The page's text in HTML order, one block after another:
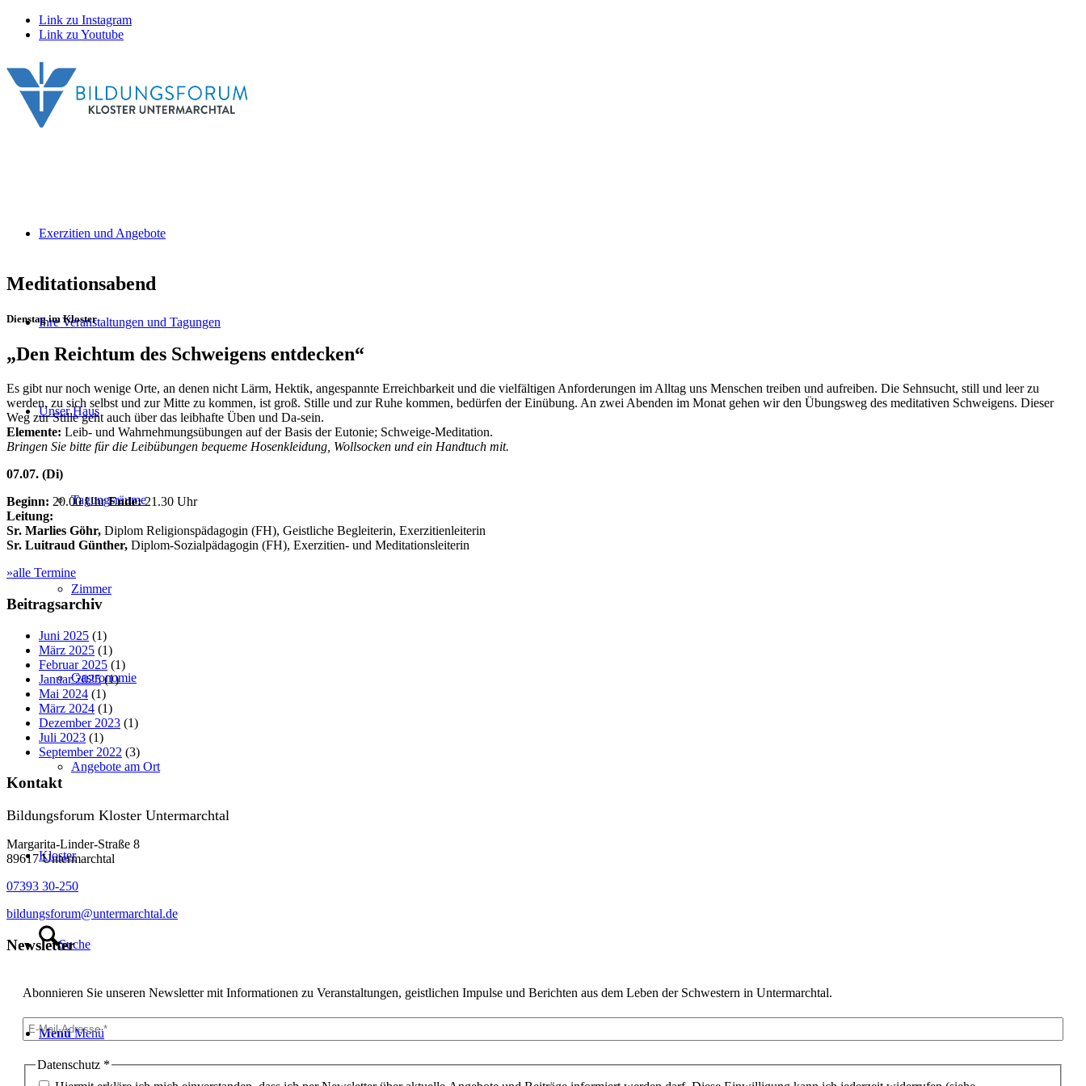
Link zu Instagram
Link zu Youtube
Exerzitien und Angebote
Ihre Veranstaltungen und Tagungen
Unser Haus
Tagungsräume
Zimmer
Gastronomie
Angebote am Ort
Kloster
Suche
Menü Menü
Meditationsabend
Dienstag im Kloster
„Den Reichtum des Schweigens entdecken“
Es gibt nur noch wenige Orte, an denen nicht Lärm, Hektik, angespannte Erreichbarkeit und die vielfältigen Anforderungen im Alltag uns Menschen treiben und aufreiben. Die Sehnsucht, still und leer zu
werden, zu sich selbst und zur Mitte zu kommen, ist groß. Stille und zur Ruhe kommen, bedürfen der Einübung. An zwei Abenden im Monat gehen wir den Übungsweg des meditativen Schweigens. Dieser
Weg zur Stille geht auch über das leibhafte Üben und Da-sein.
Elemente: Leib- und Wahrnehmungsübungen auf der Basis der Eutonie; Schweige-Meditation.
Bringen Sie bitte für die Leibübungen bequeme Hosenkleidung, Wollsocken und ein Handtuch mit.
07.07. (Di)
Beginn: 20.00 UhrEnde:21.30 Uhr
Leitung:
Sr. Marlies Göhr, Diplom Religionspädagogin (FH), Geistliche Begleiterin, Exerzitienleiterin
Sr. Luitraud Günther, Diplom-Sozialpädagogin (FH), Exerzitien- und Meditationsleiterin
»alle Termine
Beitragsarchiv
Juni 2025 (1)
März 2025 (1)
Februar 2025 (1)
Januar 2025(1)
Mai 2024 (1)
März 2024 (1)
Dezember 2023 (1)
Juli 2023 (1)
September 2022 (3)
Kontakt
Bildungsforum Kloster Untermarchtal
Margarita-Linder-Straße 8
89617 Untermarchtal
07393 30-250
bildungsforum@untermarchtal.de
Newsletter
Abonnieren Sie unseren Newsletter mit Informationen zu Veranstaltungen, geistlichen Impulse und Berichten aus dem Leben der Schwestern in Untermarchtal.
Datenschutz *